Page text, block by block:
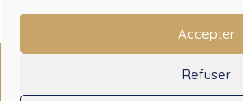
Accepter
Refuser
MES INFORMATIONS PERSONNELLES
COMMANDES